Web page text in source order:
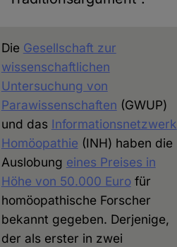
Die Gesellschaft zur
wissenschaftlichen
Untersuchung von
Parawissenschaften (GWUP)
und das Informationsnetzwerk
Homöopathie (INH) haben die
Auslobung eines Preises in
Höhe von 50.000 Eurofür
homöopathische Forscher
bekannt gegeben. Derjenige,
der als erster in zwei